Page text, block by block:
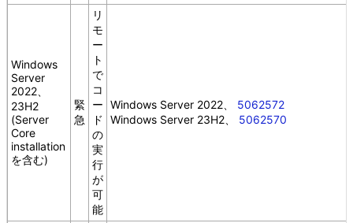
Windows
Server
2022、
23H2
(Server
Core
installation
を含む)
緊
急
リ
モ
ー
ト
で
コ
ー
ド
の
実
行
が
可
能
Windows Server 2022、 5062572
Windows Server 23H2、 5062570